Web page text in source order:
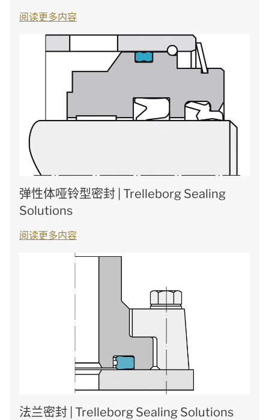
阅读更多内容
弹性体哑铃型密封 | Trelleborg Sealing
Solutions
阅读更多内容
法兰密封 | Trelleborg Sealing Solutions